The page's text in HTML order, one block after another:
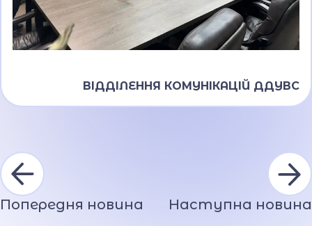
ВІДДІЛЕННЯ КОМУНІКАЦІЙ ДДУВС
Попередня новина Наступна новина